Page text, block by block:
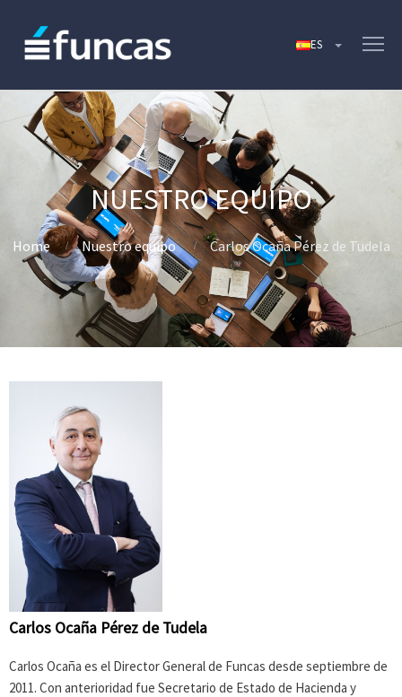
Home Nuestro equipo Carlos Ocaña Pérez de Tudela
Carlos Ocaña Pérez de Tudela
Carlos Ocaña es el Director General de Funcas desde septiembre de
2011. Con anterioridad fue Secretario de Estado de Hacienda y